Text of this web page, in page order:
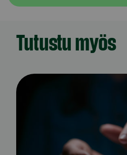
Tutustu myös